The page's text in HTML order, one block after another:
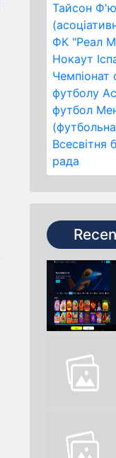
Тайсон
ФК "Реал
Нокаут
Чемпіонат
футболу
футбол
(футбольна
Всесвітня
рада